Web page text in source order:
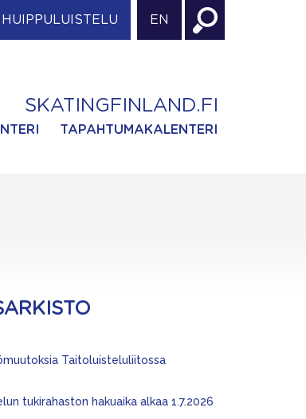
HUIPPULUISTELU EN
SKATINGFINLAND.FI
TAPAHTUMAKALENTERI
Taitoluisteluliitossa
tukirahaston hakuaika alkaa 1.7.2026